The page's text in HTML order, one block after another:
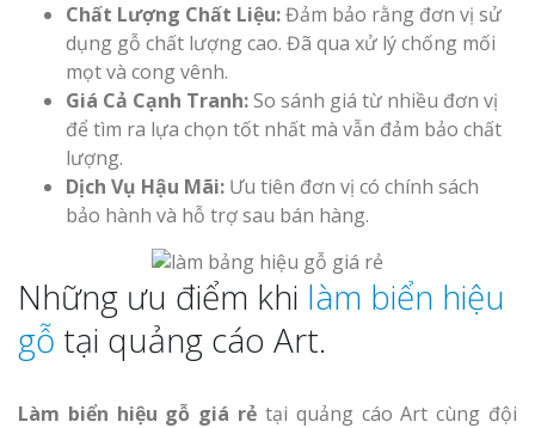
Chất Lượng Chất Liệu:Đảm bảo rằng đơn vị sử
dụng gỗ chất lượng cao. Đã qua xử lý chống mối
mọt và cong vênh.
Giá Cả Cạnh Tranh:So sánh giá từ nhiều đơn vị
để tìm ra lựa chọn tốt nhất mà vẫn đảm bảo chất
lượng.
Dịch Vụ Hậu Mãi: Ưu tiên đơn vị có chính sách
bảo hành và hỗ trợ sau bán hàng.
Những ưu điểm khi làm biển hiệu
gỗ tại quảng cáo Art.
Làm biển hiệu gỗ giá rẻ tại quảng cáo Art cùng đội